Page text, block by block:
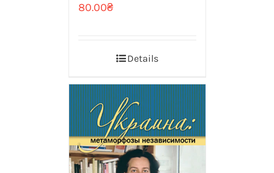
80.00₴
Details